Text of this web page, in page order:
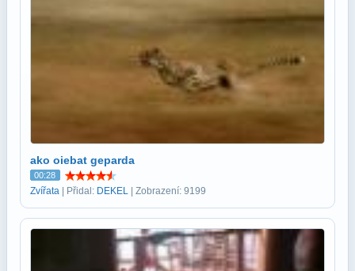
ako oiebat geparda
00:28
Zvířata | Přidal: DEKEL | Zobrazení: 9199